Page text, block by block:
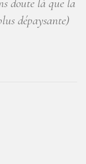
doute là que la
dépaysante)